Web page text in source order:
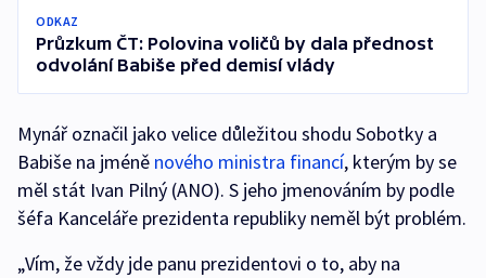
ODKAZ
Průzkum ČT: Polovina voličů by dala přednost
odvolání Babiše před demisí vlády
Mynář označil jako velice důležitou shodu Sobotky a
Babiše na jméně nového ministra financí, kterým by se
měl stát Ivan Pilný (ANO). S jeho jmenováním by podle
šéfa Kanceláře prezidenta republiky neměl být problém.
„Vím, že vždy jde panu prezidentovi o to, aby na